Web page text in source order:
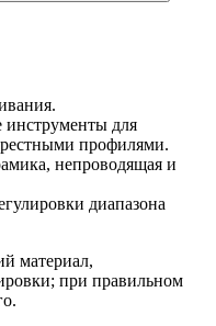
инструменты для
профилями.
непроводящая и
диапазона
материал,
при правильном